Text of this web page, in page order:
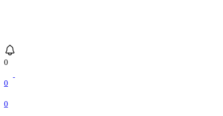
0
0
0